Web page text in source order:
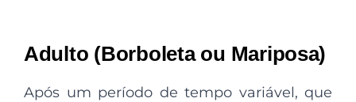
Adulto (Borboleta ou Mariposa)
Após um período de tempo variável, que